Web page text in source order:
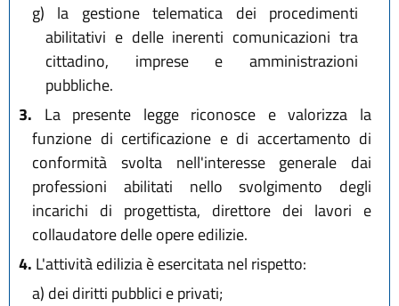
g) la gestione telematica dei procedimenti
abilitativi e delle inerenti comunicazioni tra
cittadino, imprese e amministrazioni
pubbliche.
3. La presente legge riconosce e valorizza la
funzione di certificazione e di accertamento di
conformità svolta nell'interesse generale dai
professioni abilitati nello svolgimento degli
incarichi di progettista, direttore dei lavori e
collaudatore delle opere edilizie.
4. L'attività edilizia è esercitata nel rispetto:
a) dei diritti pubblici e privati;